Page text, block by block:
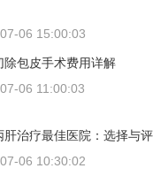
06 15:00:03
除包皮手术费用详解
06 11:00:03
肝治疗最佳医院：选择与
06 10:30:02